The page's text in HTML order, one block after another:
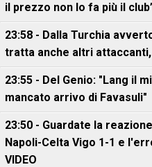
il prezzo non lo fa più il
23:58 - Dalla Turchia
tratta anche altri
23:55 - Del Genio: "Lang il
mancato arrivo di Favasuli"
23:50 - Guardate la
Napoli-Celta Vigo 1-1 e
VIDEO